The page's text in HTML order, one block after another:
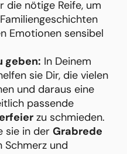
die nötige Reife, um
Emotionen sensibel
geben: In Deinem
sie Dir, die vielen
und daraus eine
passende
zu schmieden.
sie in der Grabrede
Schmerz und